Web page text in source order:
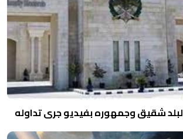
شقيق وجمهوره بفيديو جرى تداوله